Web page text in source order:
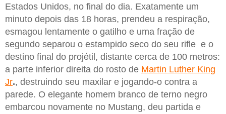
Estados Unidos, no final do dia. Exatamente um
minuto depois das 18 horas, prendeu a respiração,
esmagou lentamente o gatilho e uma fração de
segundo separou o estampido seco do seu rifle e o
destino final do projétil, distante cerca de 100 metros:
a parte inferior direita do rosto de Martin Luther King
Jr., destruindo seu maxilar e jogando-o contra a
parede. O elegante homem branco de terno negro
embarcou novamente no Mustang, deu partida e